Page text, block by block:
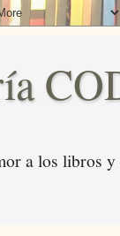
a los libros